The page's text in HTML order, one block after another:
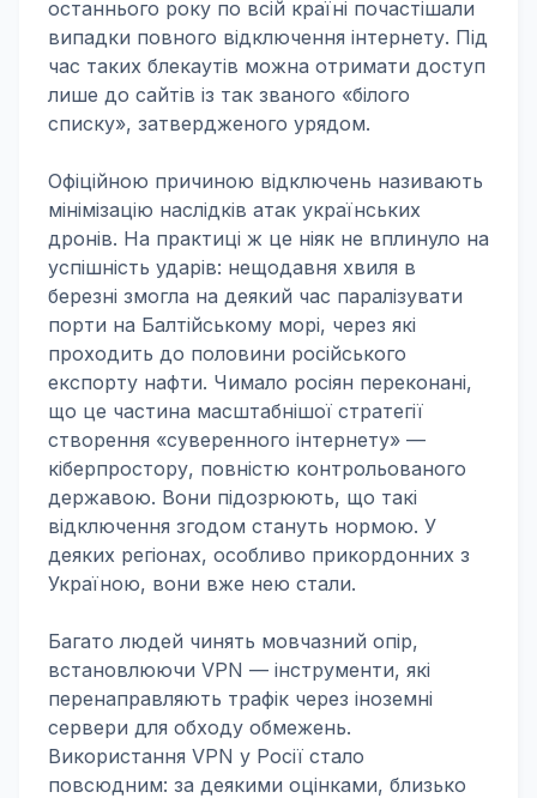
останнього року по всій країні почастішали
випадки повного відключення інтернету. Під
час таких блекаутів можна отримати доступ
лише до сайтів із так званого «білого
списку», затвердженого урядом.
Офіційною причиною відключень називають
мінімізацію наслідків атак українських
дронів. На практиці ж це ніяк не вплинуло на
успішність ударів: нещодавня хвиля в
березні змогла на деякий час паралізувати
порти на Балтійському морі, через які
проходить до половини російського
експорту нафти. Чимало росіян переконані,
що це частина масштабнішої стратегії
створення «суверенного інтернету» —
кіберпростору, повністю контрольованого
державою. Вони підозрюють, що такі
відключення згодом стануть нормою. У
деяких регіонах, особливо прикордонних з
Україною, вони вже нею стали.
Багато людей чинять мовчазний опір,
встановлюючи VPN — інструменти, які
перенаправляють трафік через іноземні
сервери для обходу обмежень.
Використання VPN у Росії стало
повсюдним: за деякими оцінками, близько